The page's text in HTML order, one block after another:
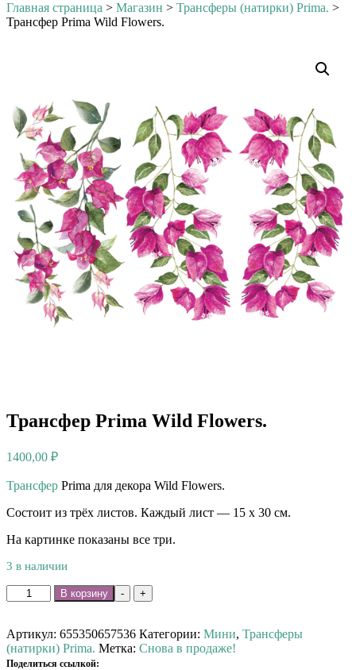
Главная страница > Магазин > Трансферы (натирки) Prima. >
Трансфер Prima Wild Flowers.
Трансфер Prima Wild Flowers.
1400,00 ₽
Трансфер Prima для декора Wild Flowers.⠀
Состоит из трёх листов. Каждый лист — 15 х 30 см.
На картинке показаны все три.
3 в наличии
-
Количество
товара
Prima
Wild
Flowers.
+
В корзину
Артикул: 655350657536 Категории: Мини, Трансферы
(натирки) Prima. Метка: Снова в продаже!
Поделиться ссылкой: